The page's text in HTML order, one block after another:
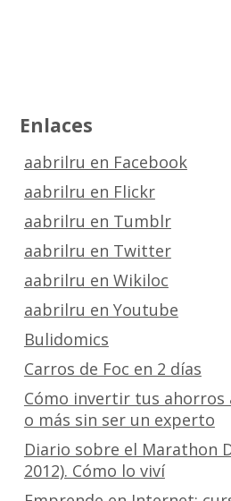
Enlaces
aabrilru en Facebook
aabrilru en Flickr
aabrilru en Tumblr
aabrilru en Twitter
aabrilru en Wikiloc
aabrilru en Youtube
Bulidomics
Carros de Foc en 2 días
Cómo invertir tus
o más sin ser un experto
Diario sobre el Marathon
2012). Cómo lo viví